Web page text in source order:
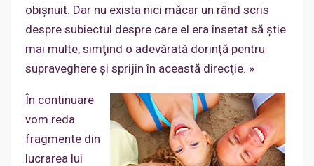
obişnuit. Dar nu exista nici măcar un rând scris
despre subiectul despre care el era însetat să ştie
mai multe, simţind o adevărată dorinţă pentru
supraveghere şi sprijin în această direcţie. »
În continuare
vom reda
fragmente din
lucrarea lui